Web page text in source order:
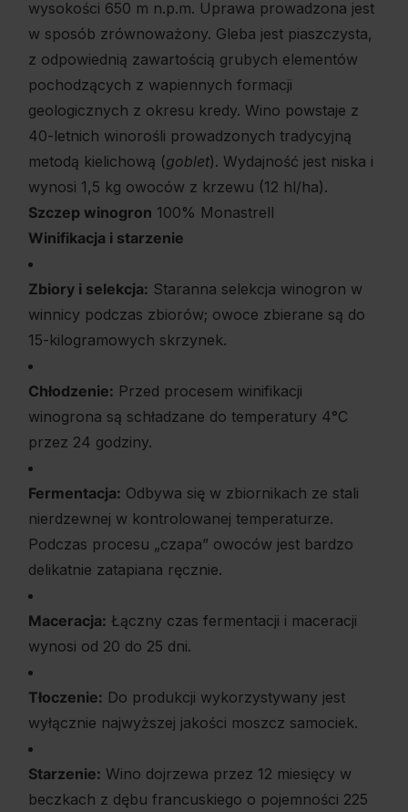
wysokości 650 m n.p.m. Uprawa prowadzona jest
w sposób zrównoważony. Gleba jest piaszczysta,
z odpowiednią zawartością grubych elementów
pochodzących z wapiennych formacji
geologicznych z okresu kredy. Wino powstaje z
40-letnich winorośli prowadzonych tradycyjną
metodą kielichową (goblet). Wydajność jest niska i
wynosi 1,5 kg owoców z krzewu (12 hl/ha).
Szczep winogron 100% Monastrell
Winifikacja i starzenie
Zbiory i selekcja: Staranna selekcja winogron w
winnicy podczas zbiorów; owoce zbierane są do
15-kilogramowych skrzynek.
Chłodzenie: Przed procesem winifikacji
winogrona są schładzane do temperatury 4°C
przez 24 godziny.
Fermentacja: Odbywa się w zbiornikach ze stali
nierdzewnej w kontrolowanej temperaturze.
Podczas procesu „czapa” owoców jest bardzo
delikatnie zatapiana ręcznie.
Maceracja: Łączny czas fermentacji i maceracji
wynosi od 20 do 25 dni.
Tłoczenie: Do produkcji wykorzystywany jest
wyłącznie najwyższej jakości moszcz samociek.
Starzenie: Wino dojrzewa przez 12 miesięcy w
beczkach z dębu francuskiego o pojemności 225